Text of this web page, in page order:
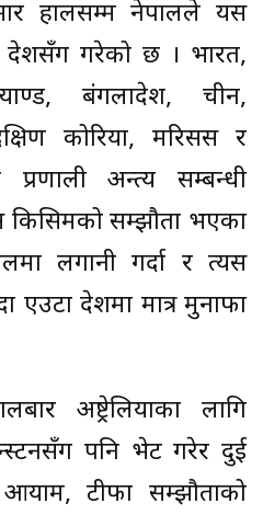
हालसम्म नेपालले यस
देशसँग गरेको छ । भारत,
बंगलादेश, चीन,
कोरिया, मरिसस र
अन्त्य सम्बन्धी
सम्झौता भएका
लगानी गर्दा र त्यस
एउटा देशमा मात्र मुनाफा
अष्ट्रेलियाका लागि
पनि भेट गरेर दुई
टीफा सम्झौताको